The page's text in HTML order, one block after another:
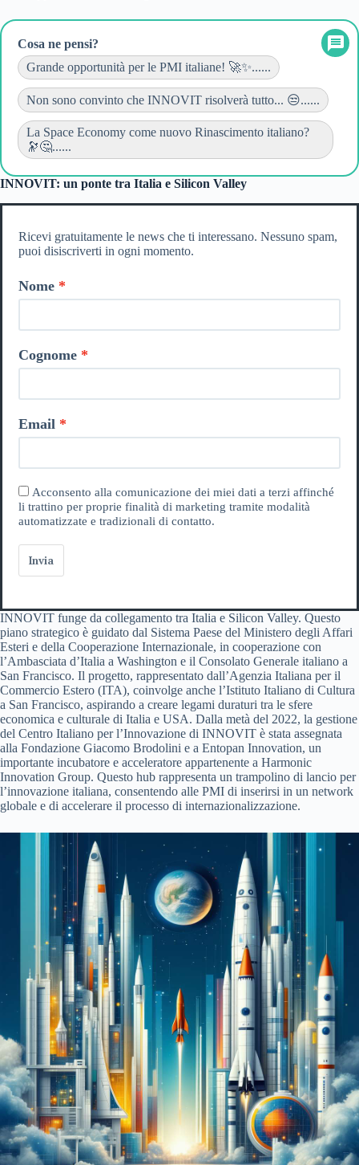
Cosa ne pensi?
Grande opportunità per le PMI italiane! 🚀✨......
Non sono convinto che INNOVIT risolverà tutto... 😒......
La Space Economy come nuovo Rinascimento italiano?
🔭🤔......
INNOVIT: un ponte tra Italia e Silicon Valley
Ricevi gratuitamente le news che ti interessano. Nessuno spam,
puoi disiscriverti in ogni momento.
Nome
Cognome
Email
Acconsento alla comunicazione dei miei dati a terzi affinché
li trattino per proprie finalità di marketing tramite modalità
automatizzate e tradizionali di contatto.
Invia
INNOVIT funge da collegamento tra Italia e Silicon Valley. Questo
piano strategico è guidato dal Sistema Paese del Ministero degli Affari
Esteri e della Cooperazione Internazionale, in cooperazione con
l’Ambasciata d’Italia a Washington e il Consolato Generale italiano a
San Francisco. Il progetto, rappresentato dall’Agenzia Italiana per il
Commercio Estero (ITA), coinvolge anche l’Istituto Italiano di Cultura
a San Francisco, aspirando a creare legami duraturi tra le sfere
economica e culturale di Italia e USA. Dalla metà del 2022, la gestione
del Centro Italiano per l’Innovazione di INNOVIT è stata assegnata
alla Fondazione Giacomo Brodolini e a Entopan Innovation, un
importante incubatore e acceleratore appartenente a Harmonic
Innovation Group. Questo hub rappresenta un trampolino di lancio per
l’innovazione italiana, consentendo alle PMI di inserirsi in un network
globale e di accelerare il processo di internazionalizzazione.